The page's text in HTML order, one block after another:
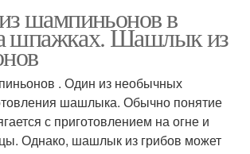
шампиньоны
зеленью Шампиньоны с курицей
шампиньонов в
шпажках. Шашлык из
. Один из необычных
шашлыка. Обычно понятие
с приготовлением на огне и
Однако, шашлык из грибов может